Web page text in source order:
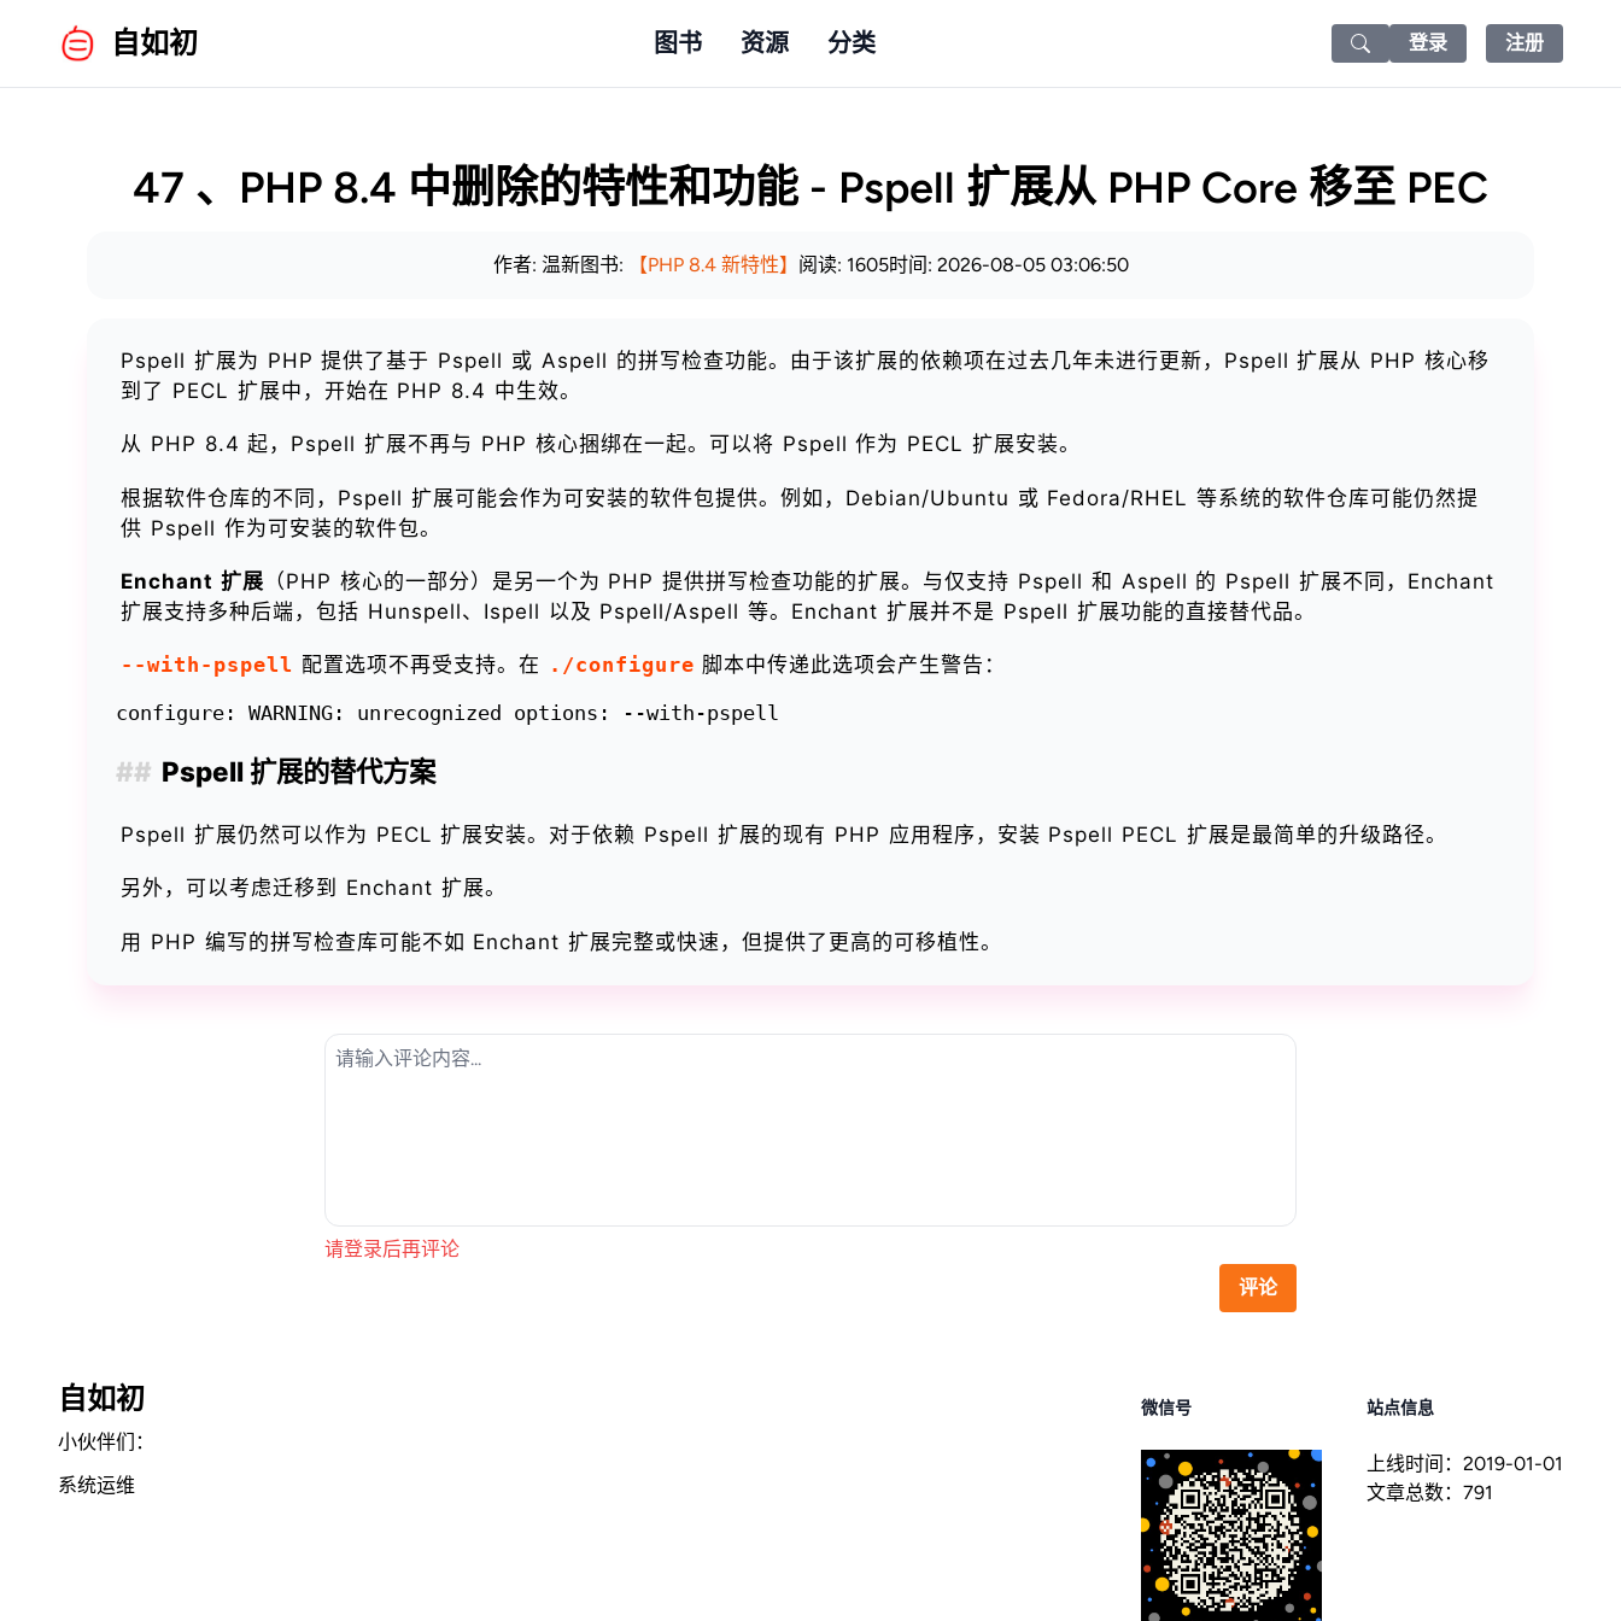
自如初
Search icon
登录 注册
图书 资源 分类
47 、PHP 8.4 中删除的特性和功能 - Pspell 扩展从 PHP Core 移至 PEC
作者: 温新图书: 【PHP 8.4 新特性】 阅读: 1605时间: 2026-08-05 03:06:50
Pspell 扩展为 PHP 提供了基于 Pspell 或 Aspell 的拼写检查功能。由于该扩展的依赖项在过去几年未进行更新，Pspell 扩展从 PHP 核心移
到了 PECL 扩展中，开始在 PHP 8.4 中生效。
从 PHP 8.4 起，Pspell 扩展不再与 PHP 核心捆绑在一起。可以将 Pspell 作为 PECL 扩展安装。
根据软件仓库的不同，Pspell 扩展可能会作为可安装的软件包提供。例如，Debian/Ubuntu 或 Fedora/RHEL 等系统的软件仓库可能仍然提
供 Pspell 作为可安装的软件包。
Enchant 扩展 （PHP 核心的一部分）是另一个为 PHP 提供拼写检查功能的扩展。与仅支持 Pspell 和 Aspell 的 Pspell 扩展不同，Enchant
扩展支持多种后端，包括 Hunspell、Ispell 以及 Pspell/Aspell 等。Enchant 扩展并不是 Pspell 扩展功能的直接替代品。
--with-pspell 配置选项不再受支持。在 ./configure 脚本中传递此选项会产生警告：
Pspell 扩展的替代方案
Pspell 扩展仍然可以作为 PECL 扩展安装。对于依赖 Pspell 扩展的现有 PHP 应用程序，安装 Pspell PECL 扩展是最简单的升级路径。
另外，可以考虑迁移到 Enchant 扩展。
用 PHP 编写的拼写检查库可能不如 Enchant 扩展完整或快速，但提供了更高的可移植性。
请登录后再评论
评论
自如初
小伙伴们：
系统运维
微信号 站点信息
上线时间： 2019-01-01
文章总数： 791